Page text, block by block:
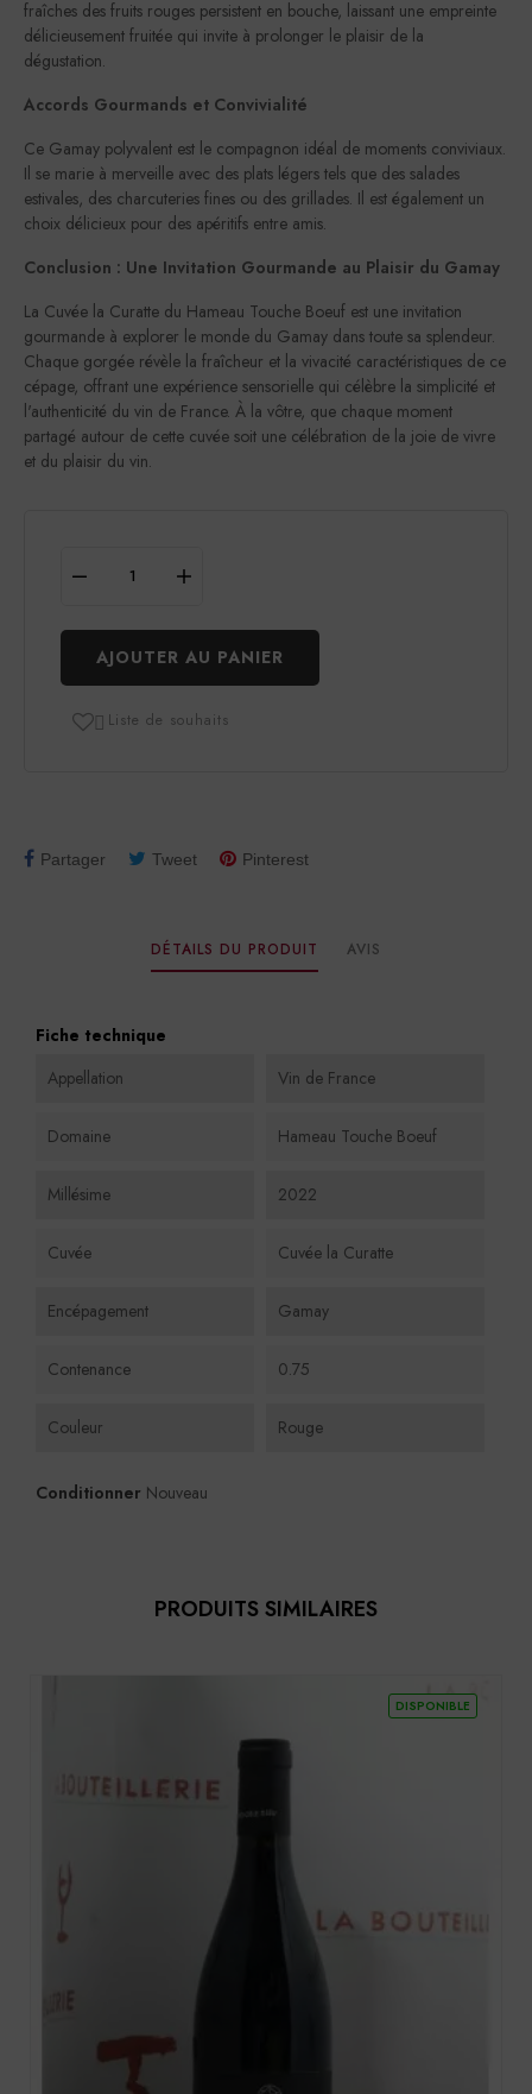
fraîches des fruits rouges persistent en bouche, laissant une empreinte
délicieusement fruitée qui invite à prolonger le plaisir de la
dégustation.
Accords Gourmands et Convivialité
Ce Gamay polyvalent est le compagnon idéal de moments conviviaux.
Il se marie à merveille avec des plats légers tels que des salades
estivales, des charcuteries fines ou des grillades. Il est également un
choix délicieux pour des apéritifs entre amis.
Conclusion : Une Invitation Gourmande au Plaisir du Gamay
La Cuvée la Curatte du Hameau Touche Boeuf est une invitation
gourmande à explorer le monde du Gamay dans toute sa splendeur.
Chaque gorgée révèle la fraîcheur et la vivacité caractéristiques de ce
cépage, offrant une expérience sensorielle qui célèbre la simplicité et
l'authenticité du vin de France. À la vôtre, que chaque moment
partagé autour de cette cuvée soit une célébration de la joie de vivre
et du plaisir du vin.
AJOUTER AU PANIER
 Liste de souhaits
Partager Tweet Pinterest
DÉTAILS DU PRODUIT AVIS
Fiche technique
Appellation
Vin de France
Domaine Hameau Touche Boeuf
Millésime 2022
Cuvée Cuvée la Curatte
Encépagement Gamay
Contenance 0.75
Couleur Rouge
Conditionner Nouveau
PRODUITS SIMILAIRES
DISPONIBLE